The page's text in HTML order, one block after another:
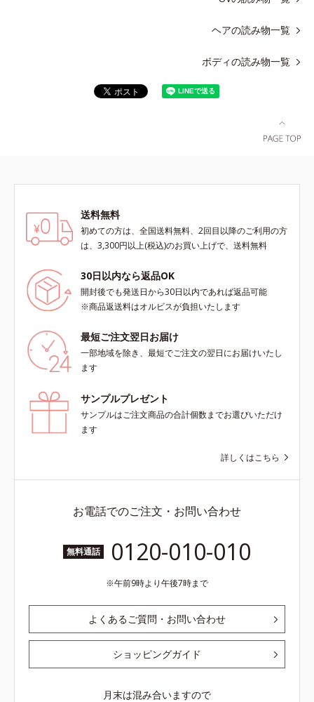
ヘアの読み物一覧
ボディの読み物一覧
送料無料
初めての方は、全国送料無料、2回目以降のご利用の方
は、3,300円以上(税込)のお買い上げで、送料無料
30日以内なら返品OK
開封後でも発送日から30日以内であれば返品可能
※商品返送料はオルビスが負担いたします
最短ご注文翌日お届け
一部地域を除き、最短でご注文の翌日にお届けいたし
ます
サンプルプレゼント
サンプルはご注文商品の合計個数までお選びいただけ
ます
詳しくはこちら
お電話でのご注文・お問い合わせ
無料通話 0120-010-010
午前9時より午後7時まで
よくあるご質問・お問い合わせ
ショッピングガイド
月末は混み合いますので